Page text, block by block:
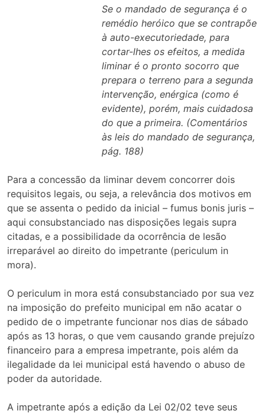
Se o mandado de segurança é o
remédio heróico que se contrapõe
à auto-executoriedade, para
cortar-lhes os efeitos, a medida
liminar é o pronto socorro que
prepara o terreno para a segunda
intervenção, enérgica (como é
evidente), porém, mais cuidadosa
do que a primeira. (Comentários
às leis do mandado de segurança,
pág. 188)
Para a concessão da liminar devem concorrer dois
requisitos legais, ou seja, a relevância dos motivos em
que se assenta o pedido da inicial – fumus bonis juris –
aqui consubstanciado nas disposições legais supra
citadas, e a possibilidade da ocorrência de lesão
irreparável ao direito do impetrante (periculum in
mora).
O periculum in mora está consubstanciado por sua vez
na imposição do prefeito municipal em não acatar o
pedido de o impetrante funcionar nos dias de sábado
após as 13 horas, o que vem causando grande prejuízo
financeiro para a empresa impetrante, pois além da
ilegalidade da lei municipal está havendo o abuso de
poder da autoridade.
A impetrante após a edição da Lei 02/02 teve seus